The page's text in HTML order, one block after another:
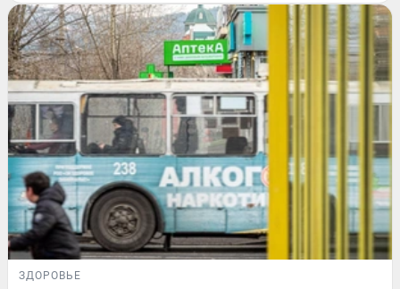
ЗДОРОВЬЕ